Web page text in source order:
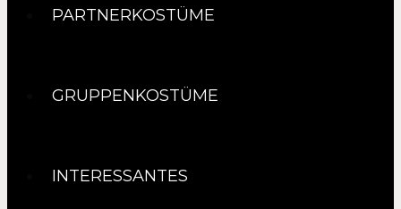
PARTNERKOSTÜME
GRUPPENKOSTÜME
INTERESSANTES